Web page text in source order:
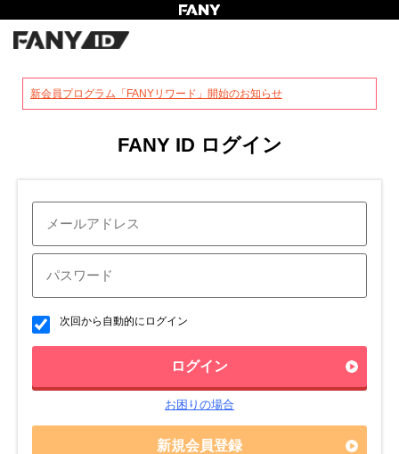
新会員プログラム「FANYリワード」開始のお知らせ
FANY ID ログイン
次回から自動的にログイン
ログイン
お困りの場合
新規会員登録